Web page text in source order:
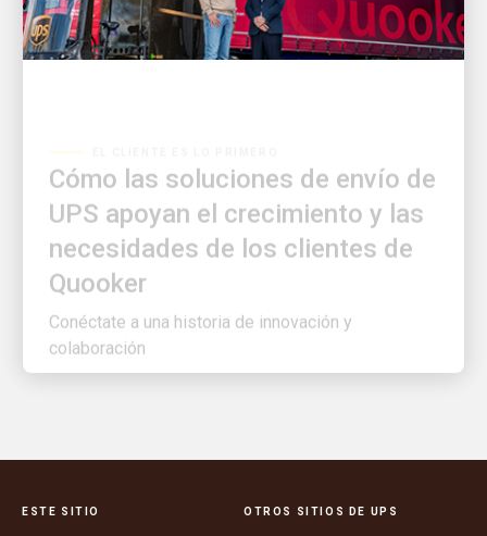
UPS apoyan el crecimiento y las
necesidades de los clientes de
Quooker
Conéctate a una historia de innovación y
colaboración
ESTE SITIO OTROS SITIOS DE UPS